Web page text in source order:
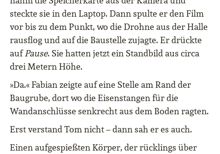
steckte sie in den Laptop. Dann spulte er den Film
vor bis zu dem Punkt, wo die Drohne aus der Halle
rausflog und auf die Baustelle zujagte. Er drückte
aufPause. Sie hatten jetzt ein Standbild aus circa
drei Metern Höhe.
»Da.« Fabian zeigte auf eine Stelle am Rand der
Baugrube, dort wo die Eisenstangen für die
Wandanschlüsse senkrecht aus dem Boden ragten.
Erst verstand Tom nicht – dann sah er es auch.
Einen aufgespießten Körper, der rücklings über